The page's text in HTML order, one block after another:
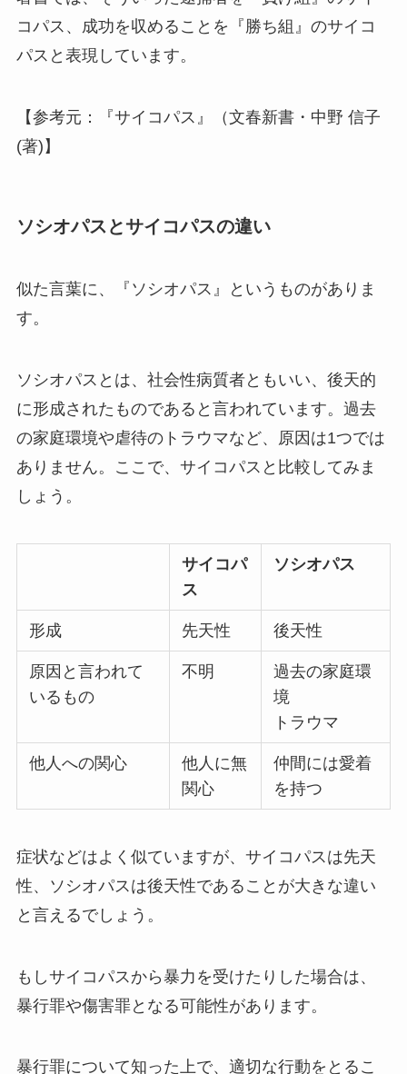
コパス、成功を収めることを『勝ち組』のサイコ
パスと表現しています。
【参考元：『サイコパス』（文春新書・中野 信子
(著)】
ソシオパスとサイコパスの違い
似た言葉に、『ソシオパス』というものがありま
す。
ソシオパスとは、社会性病質者ともいい、後天的
に形成されたものであると言われています。過去
の家庭環境や虐待のトラウマなど、原因は1つでは
ありません。ここで、サイコパスと比較してみま
しょう。
サイコパ
ス
ソシオパス
形成 先天性 後天性
原因と言われて
いるもの
不明
過去の家庭環
境
トラウマ
他人への関心
他人に無
関心
仲間には愛着
を持つ
症状などはよく似ていますが、サイコパスは先天
性、ソシオパスは後天性であることが大きな違い
と言えるでしょう。
もしサイコパスから暴力を受けたりした場合は、
暴行罪や傷害罪となる可能性があります。
暴行罪について知った上で、適切な行動をとるこ